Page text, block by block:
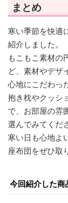
まとめ
寒い季節を快適
紹介しました。
もこもこ素材の
ど、素材やデザ
心地にこだわっ
抱き枕やクッシ
で、お部屋の雰
選んでみてくだ
寒い日も心地よ
座布団をぜひ取
今回紹介した商